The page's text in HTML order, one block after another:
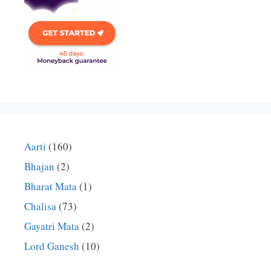
Aarti (160)
Bhajan (2)
Bharat Mata(1)
Chalisa(73)
Gayatri Mata(2)
Lord Ganesh (10)